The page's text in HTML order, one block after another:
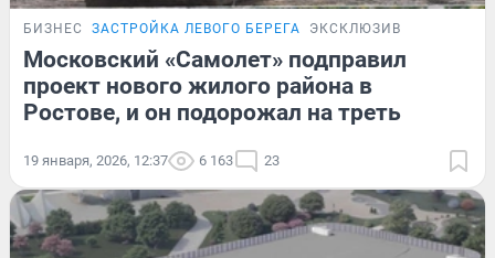
БИЗНЕС ЗАСТРОЙКА ЛЕВОГО БЕРЕГА ЭКСКЛЮЗИВ
Московский «Самолет» подправил
проект нового жилого района в
Ростове, и он подорожал на треть
19 января, 2026, 12:37 6 163 23